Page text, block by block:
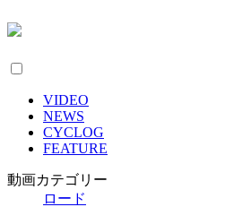
VIDEO
NEWS
CYCLOG
FEATURE
動画カテゴリー
ロード